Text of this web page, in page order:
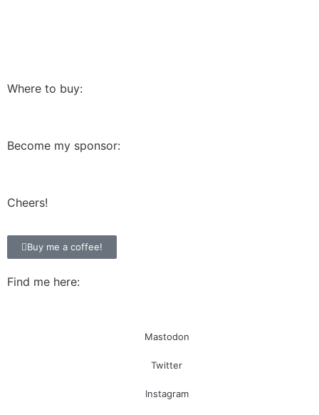
Where to buy:
Become my sponsor:
Cheers!
Buy me a coffee!
Find me here:
Mastodon
Twitter
Instagram